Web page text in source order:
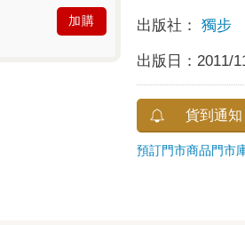
加購 出版社： 獨步
出版日： 2011/
貨到通知
預訂門市商品門市